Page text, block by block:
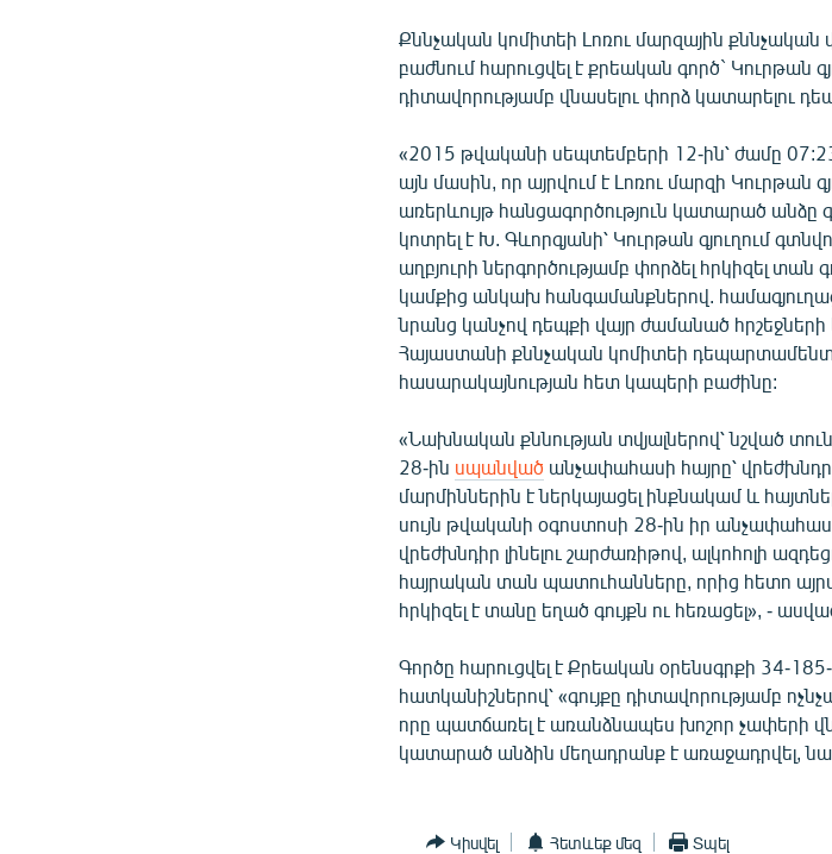
Քննչական կոմիտեի Լոռու մարզային
բաժնում հարուցվել է քրեական գործ` Կուրթան
դիտավորությամբ վնասելու փորձ կատարելու
«2015 թվականի սեպտեմբերի 12-ին՝ ժամը
այն մասին, որ այրվում է Լոռու մարզի Կուրթան
առերևույթ հանցագործություն կատարած անձը
կոտրել է Խ. Գևորգյանի՝ Կուրթան գյուղում
աղբյուրի ներգործությամբ փորձել հրկիզել տան
կամքից անկախ հանգամանքներով.
նրանց կանչով դեպքի վայր ժամանած հրշեջների
Հայաստանի քննչական կոմիտեի
հասարակայնության հետ կապերի բաժինը:
«Նախնական քննության տվյալներով՝ նշված
28-ին սպանված անչափահասի հայրը՝
մարմիններին է ներկայացել ինքնակամ և
սույն թվականի օգոստոսի 28-ին իր
վրեժխնդիր լինելու շարժառիթով, ալկոհոլի
հայրական տան պատուհանները, որից հետո
հրկիզել է տանը եղած գույքն ու հեռացել», -
Գործը հարուցվել է Քրեական օրենսգրքի 34-
հատկանիշներով՝ «գույքը դիտավորությամբ
որը պատճառել է առանձնապես խոշոր չափերի
կատարած անձին մեղադրանք է առաջադրվել,
Կիսվել Հետևեք մեզ Տպել